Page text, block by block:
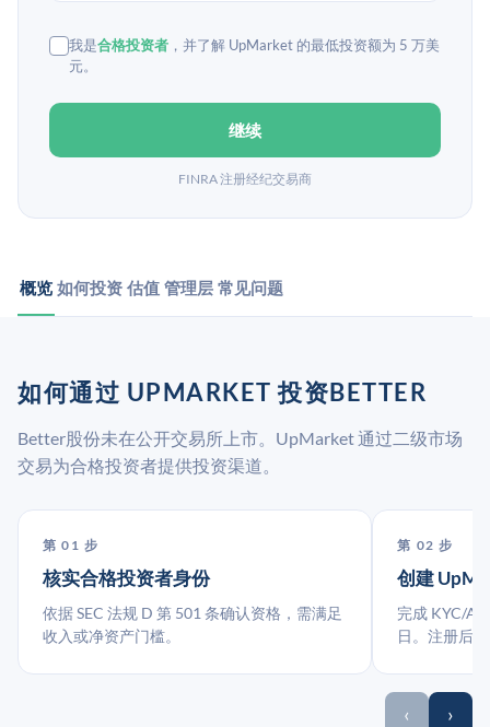
我是合格投资者 ，并了解 UpMarket 的最低投资额为 5 万美
元。
继续
FINRA 注册经纪交易商
概览 如何投资 估值 管理层 常见问题
如何通过 UPMARKET 投资BETTER
Better股份未在公开交易所上市。UpMarket 通过二级市场
交易为合格投资者提供投资渠道。
第 01 步
核实合格投资者身份
依据 SEC 法规 D 第 501 条确认资格，需满足
收入或净资产门槛。
第 02 步
创建
完成 KYC/
日。注册后
‹ ›